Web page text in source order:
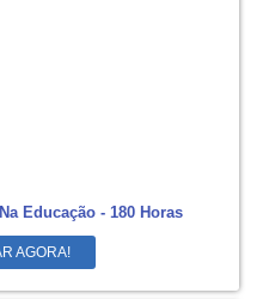
Educação - 180 Horas
AGORA!